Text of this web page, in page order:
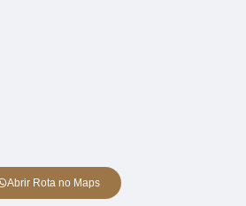
Abrir Rota no Maps